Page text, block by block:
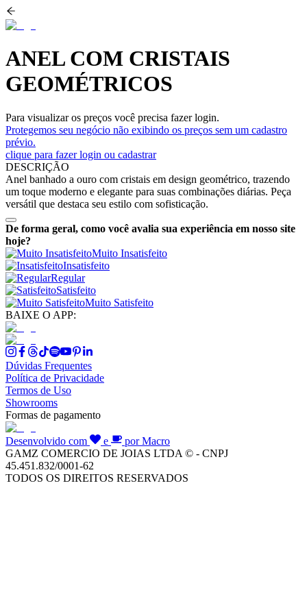
ANEL COM CRISTAIS
GEOMÉTRICOS
Para visualizar os preços você precisa fazer login.
Protegemos seu negócio não exibindo os preços sem um cadastro
prévio.
clique para fazer login ou cadastrar
DESCRIÇÃO
Anel banhado a ouro com cristais em design geométrico, trazendo
um toque moderno e elegante para suas combinações diárias. Peça
versátil que destaca seu estilo com sofisticação.
De forma geral, como você avalia sua experiência em nosso site
hoje?
Muito Insatisfeito
Insatisfeito
Regular
Satisfeito
Muito Satisfeito
BAIXE O APP:
Dúvidas Frequentes
Política de Privacidade
Termos de Uso
Showrooms
Formas de pagamento
Desenvolvido com e
por Macro
GAMZ COMERCIO DE JOIAS LTDA © - CNPJ
45.451.832/0001-62
TODOS OS DIREITOS RESERVADOS